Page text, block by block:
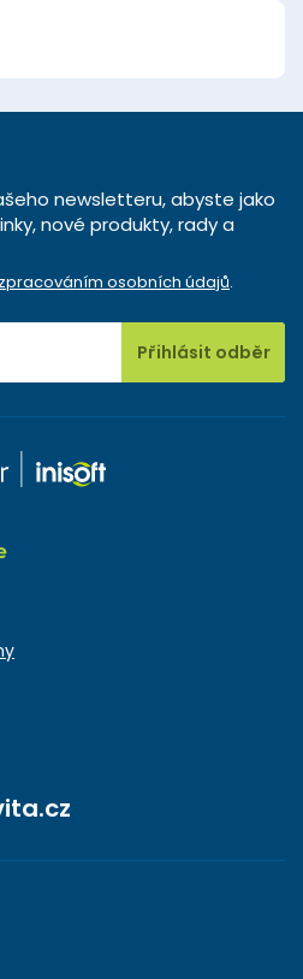
newsletteru, abyste jako
nové produkty, rady a
zpracováním osobních údajů.
Přihlásit odběr